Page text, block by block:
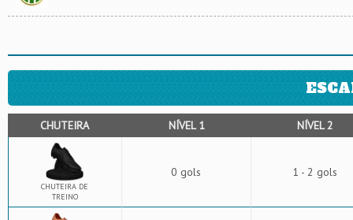
CHUTEIRA NÍVEL 1 NÍVEL 2
CHUTEIRA DE
TREINO
0 gols 1 - 2 gols